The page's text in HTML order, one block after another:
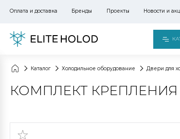
Оплата и доставка Бренды Проекты Новости и
Каталог Холодильное оборудование Двери для
КОМПЛЕКТ